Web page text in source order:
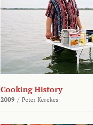
Cooking History
2009 / Peter Kerekes